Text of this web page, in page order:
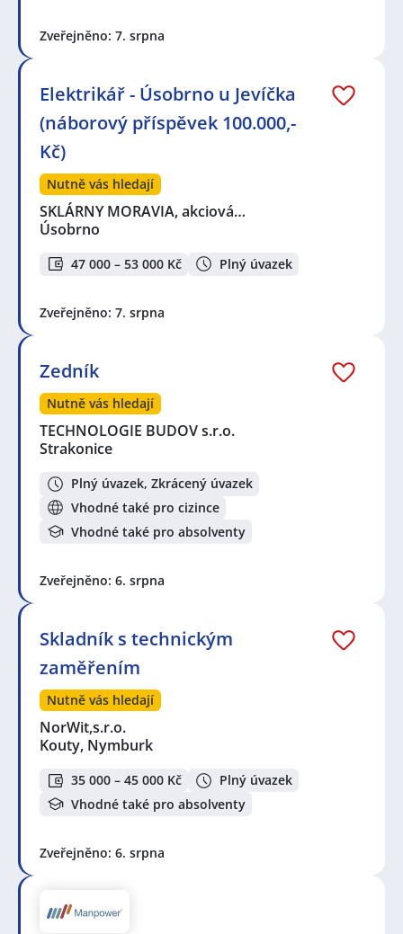
Zveřejněno: 7. srpna
Elektrikář - Úsobrno u Jevíčka
(náborový příspěvek 100.000,-
Kč)
Nutně vás hledají
SKLÁRNY MORAVIA, akciová…
Úsobrno
47 000 – 53 000 Kč Plný úvazek
Zveřejněno: 7. srpna
Zedník
Nutně vás hledají
TECHNOLOGIE BUDOV s.r.o.
Strakonice
Plný úvazek, Zkrácený úvazek
Vhodné také pro cizince
Vhodné také pro absolventy
Zveřejněno: 6. srpna
Skladník s technickým
zaměřením
Nutně vás hledají
NorWit,s.r.o.
Kouty, Nymburk
35 000 – 45 000 Kč
Plný úvazek
Vhodné také pro absolventy
Zveřejněno: 6. srpna